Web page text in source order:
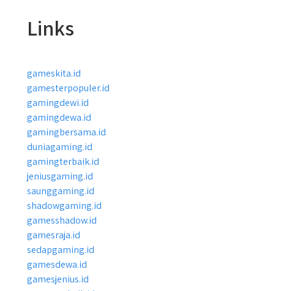
Links
gameskita.id
gamesterpopuler.id
gamingdewi.id
gamingdewa.id
gamingbersama.id
duniagaming.id
gamingterbaik.id
jeniusgaming.id
saunggaming.id
shadowgaming.id
gamesshadow.id
gamesraja.id
sedapgaming.id
gamesdewa.id
gamesjenius.id